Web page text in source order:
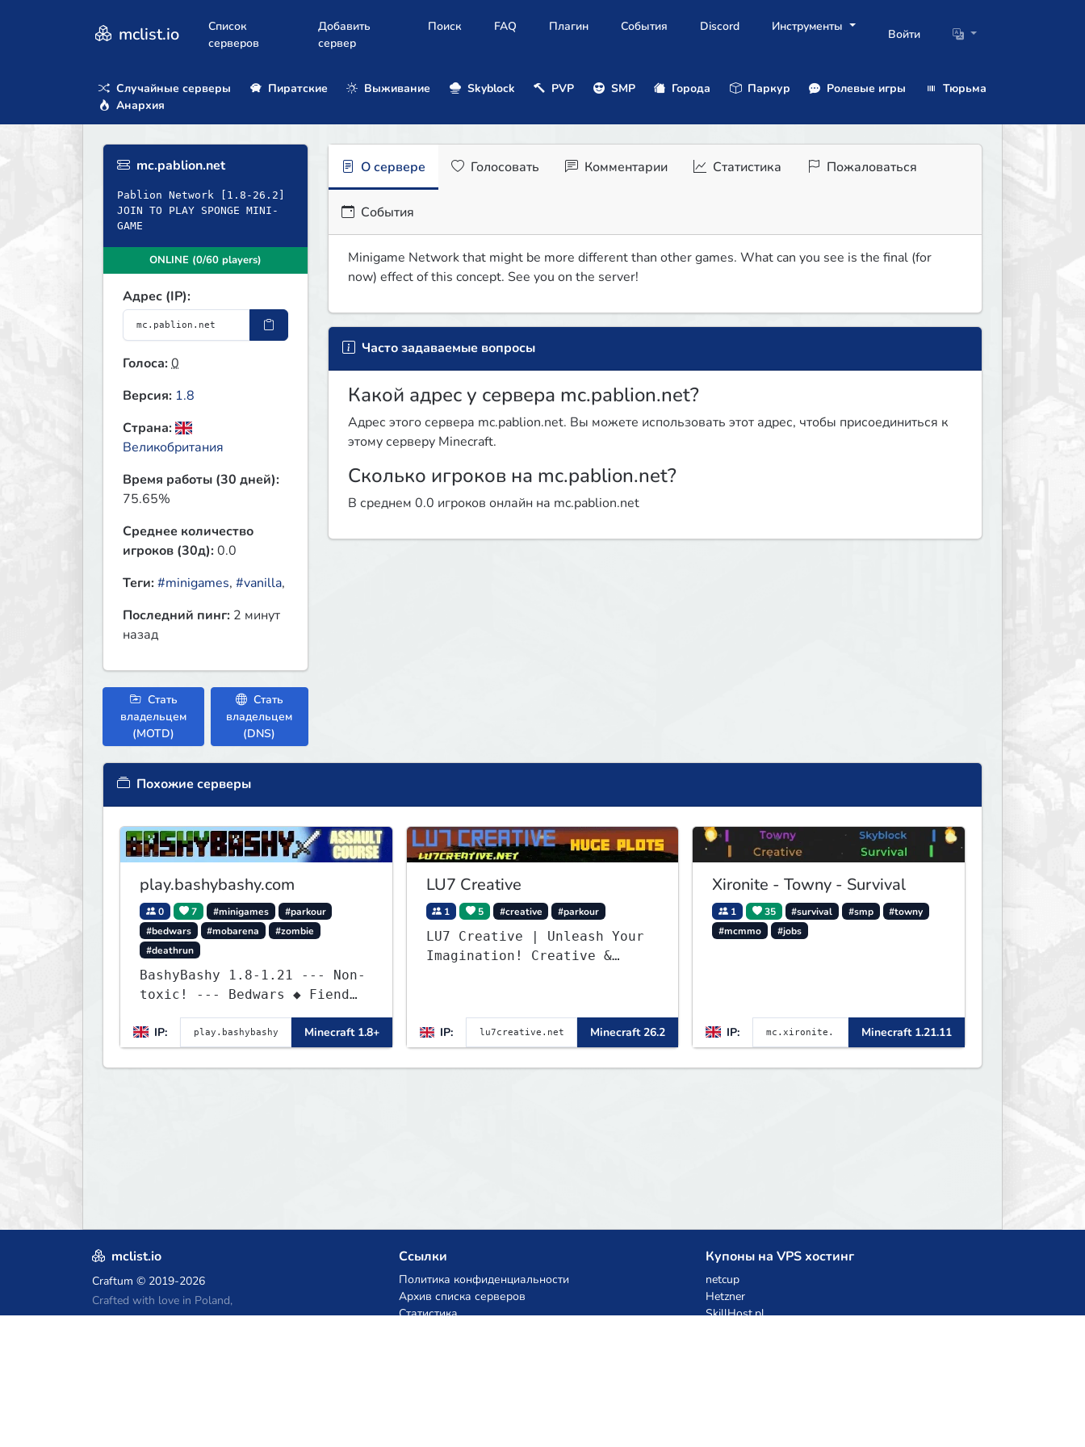
mclist.io
Список
серверов
Добавить
сервер
Поиск FAQ Плагин События Discord Инструменты
Войти
Случайные серверы Пиратские Выживание Skyblock PVP SMP Города Паркур Ролевые игры
Тюрьма
Анархия
mc.pablion.net
Pablion Network [1.8-26.2]
JOIN TO PLAY SPONGE MINI-
GAME
ONLINE (0/60 players)
Адрес (IP):
Голоса:0
Версия: 1.8
Страна:
Великобритания
Время работы (30 дней):
75.65%
Среднее количество
игроков (30д):0.0
Теги:#minigames, #vanilla,
Последний пинг: 2 минут
назад
Стать
владельцем
(MOTD)
Стать
владельцем
(DNS)
О сервере Голосовать Комментарии Статистика Пожаловаться
События
Minigame Network that might be more different than other games. What can you see is the final (for
now) effect of this concept. See you on the server!
Часто задаваемые вопросы
Какой адрес у сервера mc.pablion.net?
Адрес этого сервера mc.pablion.net. Вы можете использовать этот адрес, чтобы присоединиться к
этому серверу Minecraft.
Сколько игроков на mc.pablion.net?
В среднем 0.0 игроков онлайн на mc.pablion.net
Похожие серверы
play.bashybashy.com
0 7 #minigames
#parkour
#bedwars
#mobarena
#zombie
#deathrun
BashyBashy 1.8-1.21 --- Non-
toxic! --- Bedwars ◆ Fiend
IP:
Minecraft 1.8+
LU7 Creative
1 5 #creative #parkour
LU7 Creative | Unleash Your
Imagination! Creative &
IP: Minecraft 26.2
Xironite - Towny - Survival
1 35 #survival #smp
#towny
#mcmmo
#jobs
IP: Minecraft 1.21.11
mclist.io
Craftum © 2019-2026
Crafted with love in Poland,
for those who come after
Ссылки
Политика конфиденциальности
Архив списка серверов
Статистика
Купоны на VPS хостинг
netcup
Hetzner
SkillHost.pl